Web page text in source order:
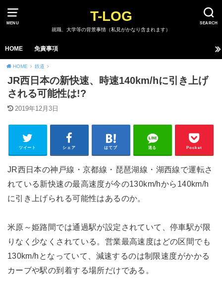
MENU SEARCH
T-LOG
就職、大学等の背景事情（私見がかなり含まれます）
HOME 免責事項
HOME 鉄道
JR西日本の新快速、時速140km/hに引き上げ
される可能性は!?
2019年12月3日
ツイート シェア はてブ 送る Pocket
JR西日本の神戸線・京都線・琵琶湖線・湖西線で運転さ
れている新快速の最高速度が今の130km/hから140km/h
に引き上げられる可能性はあるのか。
米原～姫路間では通過駅が設定されていて、停車駅が限
りなく少なくされている。営業最高速度はどの区間でも
130km/hとなっていて、減速するのは制限速度がかかる
カーブや駅の到着する場所だけである。